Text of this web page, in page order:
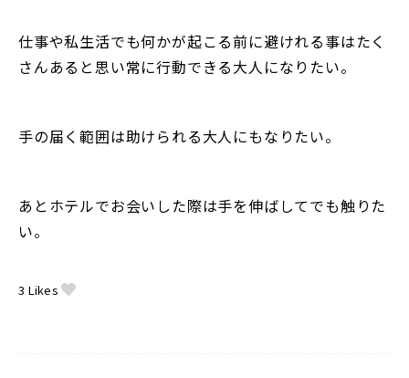
仕事や私生活でも何かが起こる前に避けれる事はたく
さんあると思い常に行動できる大人になりたい。
手の届く範囲は助けられる大人にもなりたい。
あとホテルでお会いした際は手を伸ばしてでも触りた
い。
3 Likes